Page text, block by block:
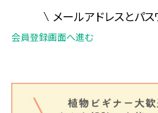
メールアドレスとパ
会員登録画面へ進む